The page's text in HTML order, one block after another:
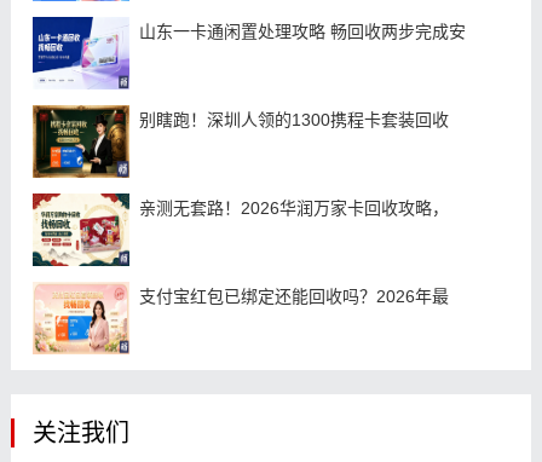
山东一卡通闲置处理攻略 畅回收两步完成安
别瞎跑！深圳人领的1300携程卡套装回收
亲测无套路！2026华润万家卡回收攻略，
支付宝红包已绑定还能回收吗？2026年最
关注我们